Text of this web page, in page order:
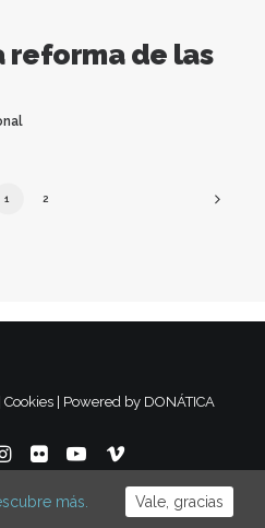
reforma de las
1 2
Cookies Powered by DONÁTICA
más. Vale, gracias